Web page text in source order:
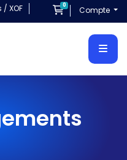
XOF 0PanierCompte